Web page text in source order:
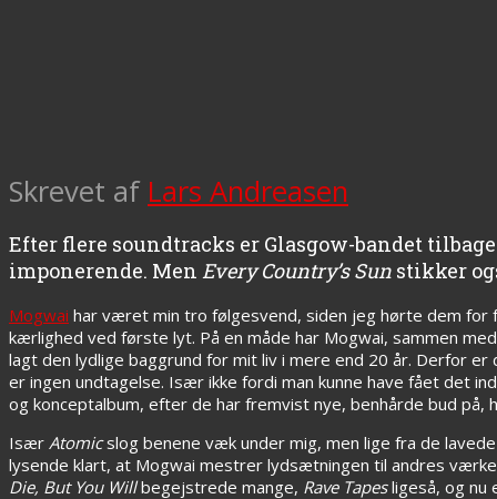
Skrevet af Lars Andreasen
Efter flere soundtracks er Glasgow-bandet
imponerende. Men Every Country’s Sun stikker
Mogwai har været min tro følgesvend, siden jeg hørte dem for
kærlighed ved første lyt. På en måde har Mogwai, sammen
lagt den lydlige baggrund for mit liv i mere end 20 år. Derfor
er ingen undtagelse. Især ikke fordi man kunne have fået det
og konceptalbum, efter de har fremvist nye, benhårde bud
Især Atomicslog benene væk under mig, men lige fra de
lysende klart, at Mogwai mestrer lydsætningen til andres
Die, But You Willbegejstrede mange, Rave Tapesligeså, og nu